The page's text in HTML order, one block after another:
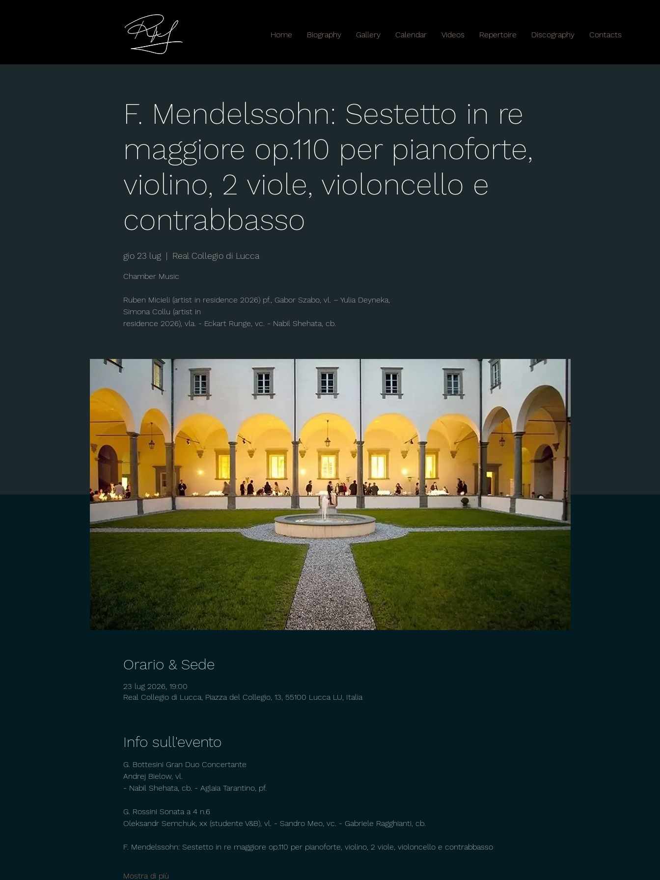
Home Biography Gallery Calendar Videos Repertoire Discography Contacts
F. Mendelssohn: Sestetto in re
maggiore op.110 per pianoforte,
violino, 2 viole, violoncello e
contrabbasso
gio 23 lug
  |
Real Collegio di Lucca
Chamber Music
Ruben Micieli (artist in residence 2026) pf., Gabor Szabo, vl. – Yulia Deyneka,
Simona Collu (artist in
residence 2026), vla. - Eckart Runge, vc. - Nabil Shehata, cb.
Orario & Sede
23 lug 2026, 19:00
Real Collegio di Lucca, Piazza del Collegio, 13, 55100 Lucca LU, Italia
Info sull'evento
G. Bottesini Gran Duo Concertante
Andrej Bielow, vl.
- Nabil Shehata, cb. - Aglaia Tarantino, pf.
G. Rossini Sonata a 4 n.6
Oleksandr Semchuk, xx (studente V&B), vl. - Sandro Meo, vc. - Gabriele Ragghianti, cb.
F. Mendelssohn: Sestetto in re maggiore op.110 per pianoforte, violino, 2 viole, violoncello e contrabbasso
Mostra di più